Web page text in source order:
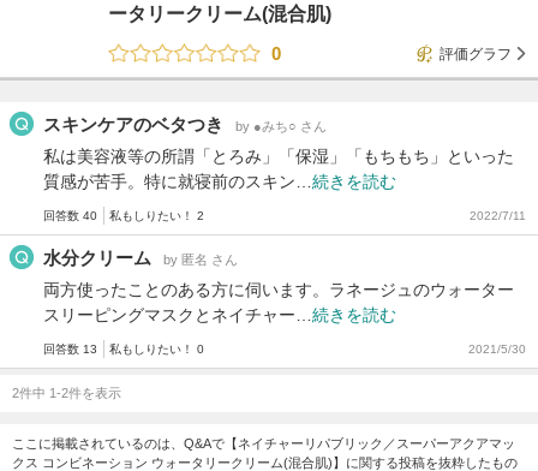
ータリークリーム(混合肌)
0
評価グラフ
スキンケアのベタつき by ●みち○ さん
私は美容液等の所謂「とろみ」「保湿」「もちもち」といった
質感が苦手。特に就寝前のスキン… 続きを読む
回答数 40 私もしりたい！ 2 2022/7/11
水分クリーム by 匿名 さん
両方使ったことのある方に伺います。ラネージュのウォーター
スリーピングマスクとネイチャー… 続きを読む
回答数 13 私もしりたい！ 0 2021/5/30
2件中 1-2件を表示
ここに掲載されているのは、Q&Aで【ネイチャーリパブリック／スーパーアクアマッ
クス コンビネーション ウォータリークリーム(混合肌)】に関する投稿を抜粋したもの